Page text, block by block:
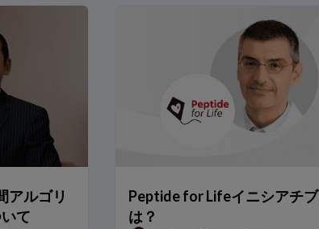
ズムのエビデンスについて DROP-Asian ACS 研究
？
課題と将来の戦略
取り組み ～JCS/JDS合同コンセンサスステートメン
血管疾患（CVD）リスクの低減
性別カットオフの臨床的意義
入するための推奨ステップ
ゴリズムのベネフィット
プで検証されていますか？
アルゴリ
て
Peptide for Lifeイニシアチブ
は？